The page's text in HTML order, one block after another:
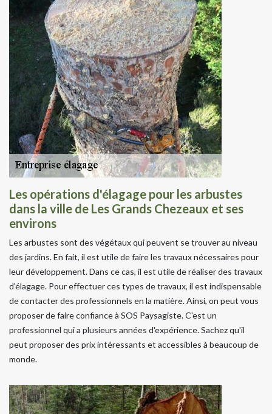
Les opérations d'élagage pour les arbustes
dans la ville de Les Grands Chezeaux et ses
environs
Les arbustes sont des végétaux qui peuvent se trouver au niveau
des jardins. En fait, il est utile de faire les travaux nécessaires pour
leur développement. Dans ce cas, il est utile de réaliser des travaux
d'élagage. Pour effectuer ces types de travaux, il est indispensable
de contacter des professionnels en la matière. Ainsi, on peut vous
proposer de faire confiance à SOS Paysagiste. C'est un
professionnel qui a plusieurs années d'expérience. Sachez qu'il
peut proposer des prix intéressants et accessibles à beaucoup de
monde.